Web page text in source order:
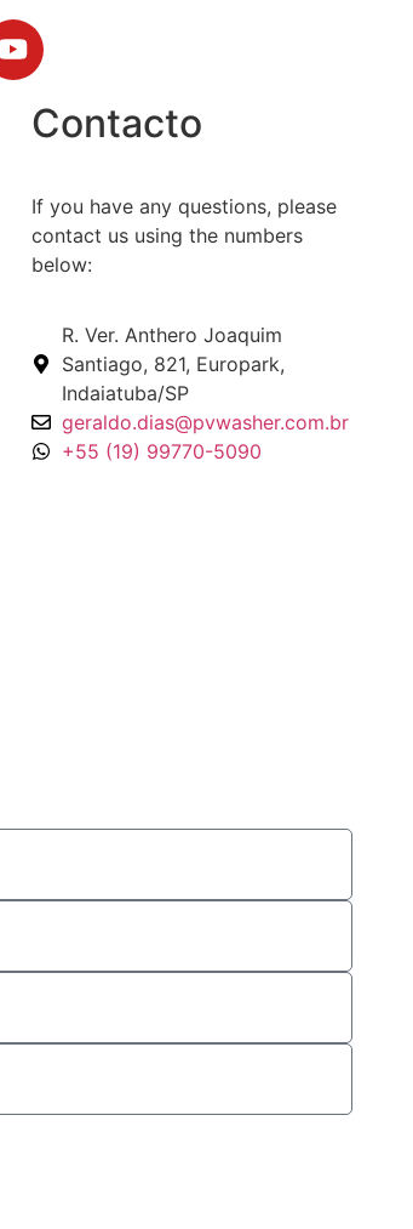
Contacto
If you have any questions, please
contact us using the numbers
below:
R. Ver. Anthero Joaquim
Santiago, 821, Europark,
Indaiatuba/SP
geraldo.dias@pvwasher.com.br
+55 (19) 99770-5090